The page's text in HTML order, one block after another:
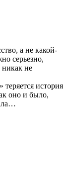
а не какой-
серьезно,
не
история
оно и было,